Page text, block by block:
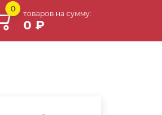
0
товаров на сумму:
0 ₽